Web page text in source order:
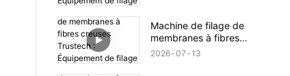
Machine de filage de
membranes à fibres
creuses Trustech :
2026 07 13